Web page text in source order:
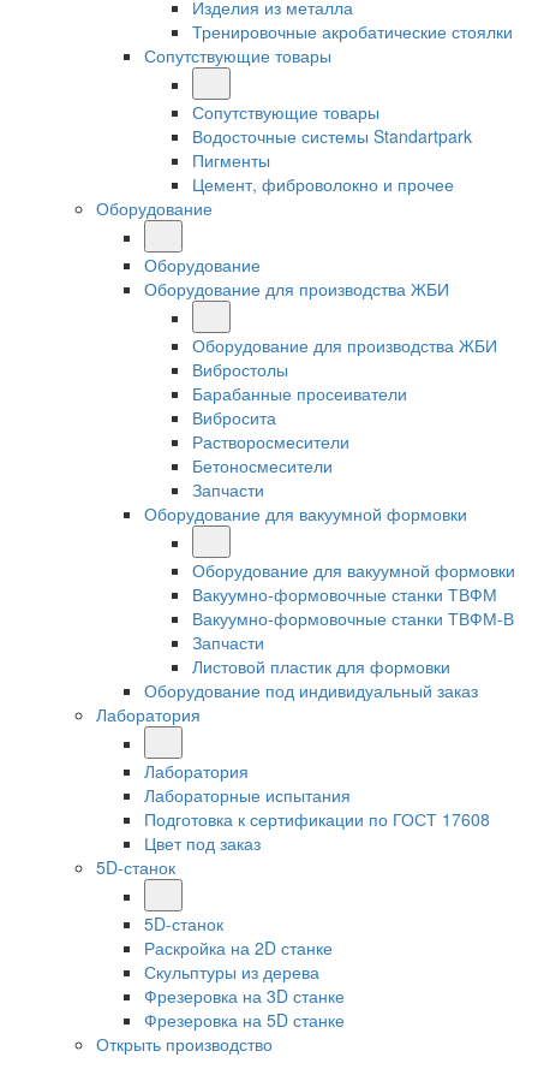
Изделия из металла
Тренировочные акробатические стоялки
Сопутствующие товары
Сопутствующие товары
Водосточные системы Standartpark
Пигменты
Цемент, фиброволокно и прочее
Оборудование
Оборудование
Оборудование для производства ЖБИ
Оборудование для производства ЖБИ
Вибростолы
Барабанные просеиватели
Вибросита
Растворосмесители
Бетоносмесители
Запчасти
Оборудование для вакуумной формовки
Оборудование для вакуумной формовки
Вакуумно-формовочные станки ТВФМ
Вакуумно-формовочные станки ТВФМ-В
Запчасти
Листовой пластик для формовки
Оборудование под индивидуальный заказ
Лаборатория
Лаборатория
Лабораторные испытания
Подготовка к сертификации по ГОСТ 17608
Цвет под заказ
5D-станок
5D-станок
Раскройка на 2D станке
Скульптуры из дерева
Фрезеровка на 3D станке
Фрезеровка на 5D станке
Открыть производство